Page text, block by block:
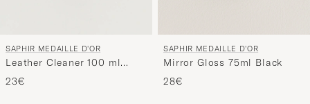
SAPHIR MEDAILLE D'OR
Leather Cleaner 100 ml
White/Neutral
23€
SAPHIR MEDAILLE D'OR
Mirror Gloss 75ml Black
28€